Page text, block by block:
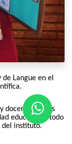
de Langue en el
docentes de las
educativa y todo
del instituto.